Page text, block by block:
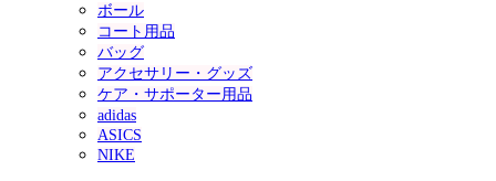
ボール
コート用品
バッグ
アクセサリー・グッズ
ケア・サポーター用品
adidas
ASICS
NIKE